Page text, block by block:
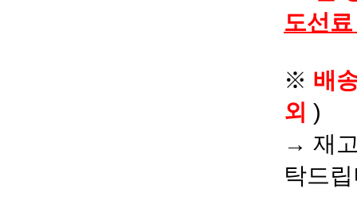
도선
※ 배
외 )
→ 재
탁드